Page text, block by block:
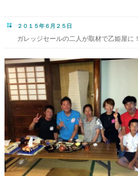
２０１５年６月２５日
ガレッジセールの二人が取材で乙姫屋に！